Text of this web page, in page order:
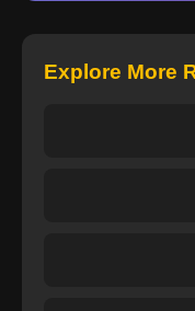
Explore More